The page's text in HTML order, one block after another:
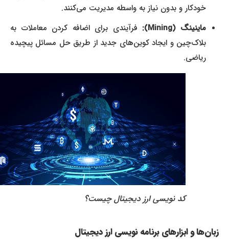
خودکار و بدون نیاز به واسطه مدیریت می‌کنند.
ماینینگ (Mining):
فرآیندی برای اضافه کردن معاملات به
بلاک‌چین و ایجاد کوین‌های جدید از طریق حل مسائل پیچیده
ریاضی.
کد نویسی ارز دیجیتال چیست؟
زبان‌ها و ابزارهای برنامه نویسی ارز دیجیتال